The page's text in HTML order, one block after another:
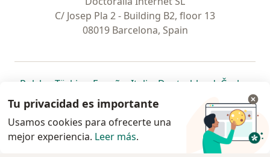
C/ Josep Pla 2 - Building B2, floor 13
08019 Barcelona, Spain
Polska se abre en una nueva pestaña
Türkiye se abre en una nueva pestaña
España se abre en una nueva pestaña
Italia se abre en una nueva
Deutschlandse abre en
Česko
Portugal
se abre en una nueva pestaña
México se abre en una nueva pestaña
Chile se abre en una nueva pestaña
Brasil se abre en una nueva
se abre en
se
se abre en una nueva
www.doctoralia.pe © 2026 - Encuentra tu
Tu privacidad es importante
Usamos cookies para ofrecerte una
mejor experiencia. Leer más.